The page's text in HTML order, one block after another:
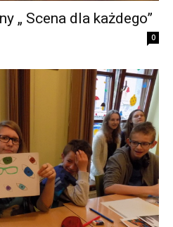
„ Scena dla każdego”
0